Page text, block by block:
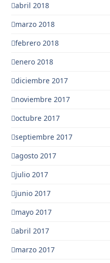
abril 2018
marzo 2018
febrero 2018
enero 2018
diciembre 2017
noviembre 2017
octubre 2017
septiembre 2017
agosto 2017
julio 2017
junio 2017
mayo 2017
abril 2017
marzo 2017